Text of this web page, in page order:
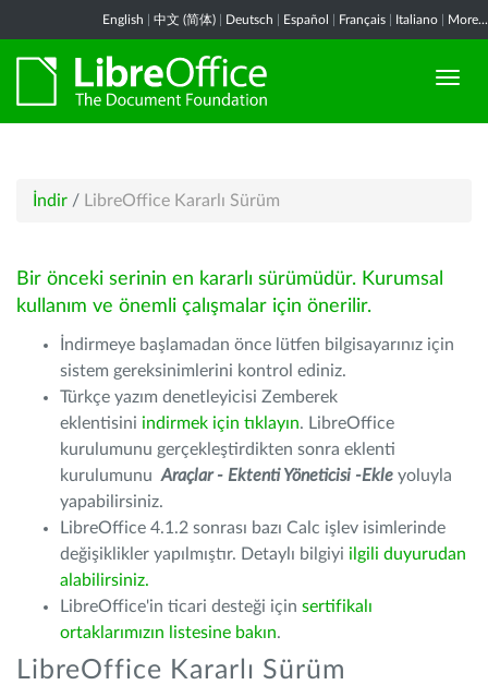
English 中文 (简体) Deutsch Español Français Italiano More...
İndir / LibreOffice Kararlı Sürüm
Bir önceki serinin en kararlı sürümüdür. Kurumsal
kullanım ve önemli çalışmalar için önerilir.
İndirmeye başlamadan önce lütfen bilgisayarınız için
sistem gereksinimlerini kontrol ediniz.
Türkçe yazım denetleyicisi Zemberek
eklentisini indirmek için tıklayın. LibreOffice
kurulumunu gerçekleştirdikten sonra eklenti
kurulumunu Araçlar - Ektenti Yöneticisi -Ekle yoluyla
yapabilirsiniz.
LibreOffice 4.1.2 sonrası bazı Calc işlev isimlerinde
değişiklikler yapılmıştır. Detaylı bilgiyi ilgili duyurudan
alabilirsiniz.
LibreOffice'in ticari desteği için sertifikalı
ortaklarımızın listesine bakın.
LibreOffice Kararlı Sürüm